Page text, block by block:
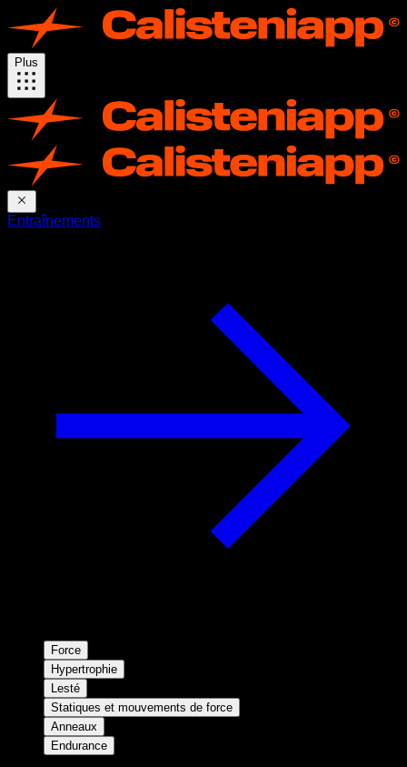
Plus
Entraînements
Force
Hypertrophie
Lesté
Statiques et mouvements de force
Anneaux
Endurance